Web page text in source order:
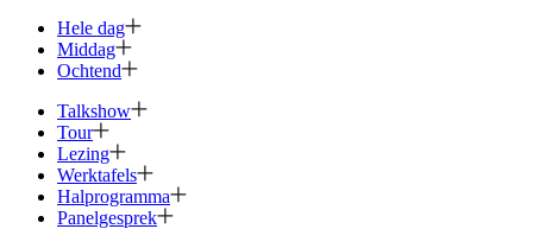
Hele dag
Middag
Ochtend
Talkshow
Tour
Lezing
Werktafels
Halprogramma
Panelgesprek